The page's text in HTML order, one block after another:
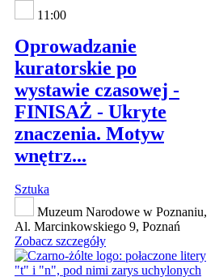
11:00
Oprowadzanie
kuratorskie po
wystawie czasowej -
FINISAŻ - Ukryte
znaczenia. Motyw
wnętrz...
Sztuka
Muzeum Narodowe w Poznaniu,
Al. Marcinkowskiego 9, Poznań
Zobacz szczegóły